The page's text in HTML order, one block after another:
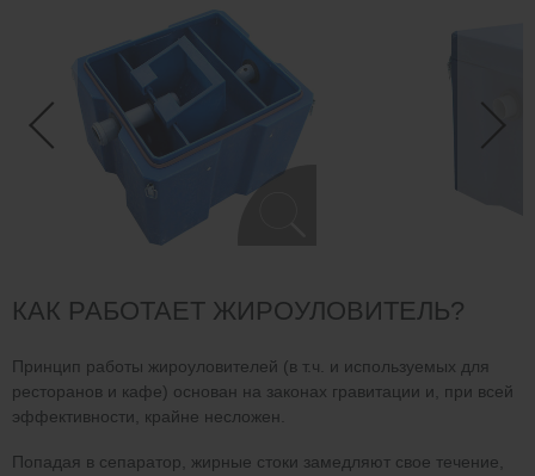
КАК РАБОТАЕТ ЖИРОУЛОВИТЕЛЬ?
Принцип работы жироуловителей (в т.ч. и используемых для
ресторанов и кафе) основан на законах гравитации и, при всей
эффективности, крайне несложен.
Попадая в сепаратор, жирные стоки замедляют свое течение,